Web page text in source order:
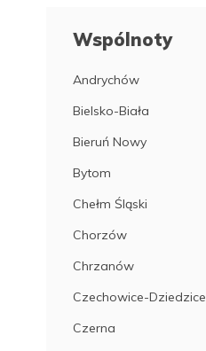
Wspólnoty
Andrychów
Bielsko-Biała
Bieruń Nowy
Bytom
Chełm Śląski
Chorzów
Chrzanów
Czechowice-Dziedzice
Czerna